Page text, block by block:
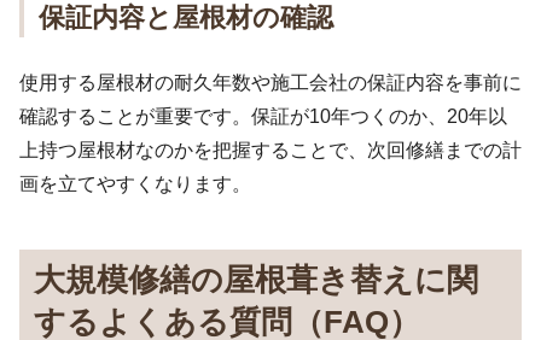
保証内容と屋根材の確認
使用する屋根材の耐久年数や施工会社の保証内容を事前に
確認することが重要です。保証が10年つくのか、20年以
上持つ屋根材なのかを把握することで、次回修繕までの計
画を立てやすくなります。
大規模修繕の屋根葺き替えに関
するよくある質問（FAQ）